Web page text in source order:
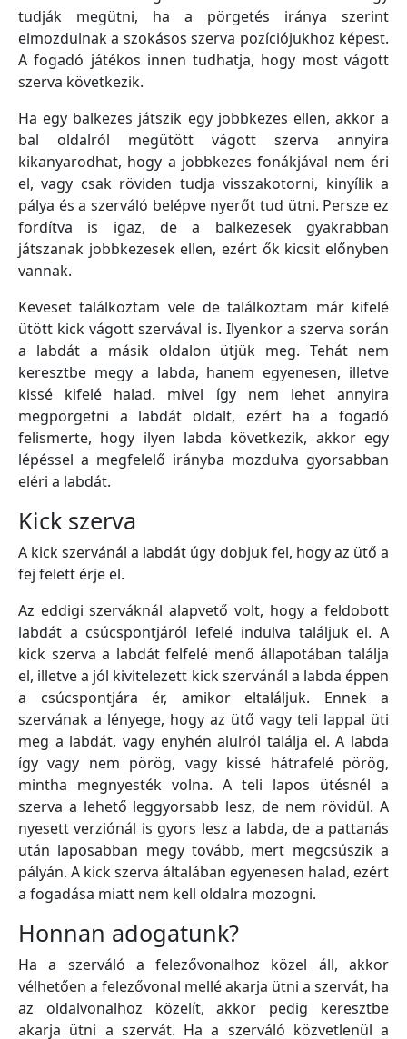
tudják megütni, ha a pörgetés iránya szerint
elmozdulnak a szokásos szerva pozíciójukhoz képest.
A fogadó játékos innen tudhatja, hogy most vágott
szerva következik.
Ha egy balkezes játszik egy jobbkezes ellen, akkor a
bal oldalról megütött vágott szerva annyira
kikanyarodhat, hogy a jobbkezes fonákjával nem éri
el, vagy csak röviden tudja visszakotorni, kinyílik a
pálya és a szerváló belépve nyerőt tud ütni. Persze ez
fordítva is igaz, de a balkezesek gyakrabban
játszanak jobbkezesek ellen, ezért ők kicsit előnyben
vannak.
Keveset találkoztam vele de találkoztam már kifelé
ütött kick vágott szervával is. Ilyenkor a szerva során
a labdát a másik oldalon ütjük meg. Tehát nem
keresztbe megy a labda, hanem egyenesen, illetve
kissé kifelé halad. mivel így nem lehet annyira
megpörgetni a labdát oldalt, ezért ha a fogadó
felismerte, hogy ilyen labda következik, akkor egy
lépéssel a megfelelő irányba mozdulva gyorsabban
eléri a labdát.
Kick szerva
A kick szervánál a labdát úgy dobjuk fel, hogy az ütő a
fej felett érje el.
Az eddigi szerváknál alapvető volt, hogy a feldobott
labdát a csúcspontjáról lefelé indulva találjuk el. A
kick szerva a labdát felfelé menő állapotában találja
el, illetve a jól kivitelezett kick szervánál a labda éppen
a csúcspontjára ér, amikor eltaláljuk. Ennek a
szervának a lényege, hogy az ütő vagy teli lappal üti
meg a labdát, vagy enyhén alulról találja el. A labda
így vagy nem pörög, vagy kissé hátrafelé pörög,
mintha megnyesték volna. A teli lapos ütésnél a
szerva a lehető leggyorsabb lesz, de nem rövidül. A
nyesett verziónál is gyors lesz a labda, de a pattanás
után laposabban megy tovább, mert megcsúszik a
pályán. A kick szerva általában egyenesen halad, ezért
a fogadása miatt nem kell oldalra mozogni.
Honnan adogatunk?
Ha a szerváló a felezővonalhoz közel áll, akkor
vélhetően a felezővonal mellé akarja ütni a szervát, ha
az oldalvonalhoz közelít, akkor pedig keresztbe
akarja ütni a szervát. Ha a szerváló közvetlenül a